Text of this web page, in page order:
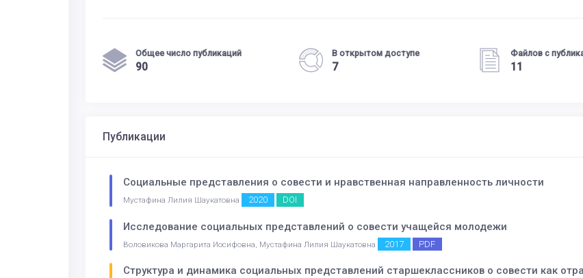
Общее число публикаций
90
В открытом доступе
7
Файлов с
11
Публикации
Социальные представления о совести и нравственная направленность личности
Мустафина Лилия Шаукатовна 2020 DOI
Исследование социальных представлений о совести учащейся молодежи
Воловикова Маргарита Иосифовна, Мустафина Лилия Шаукатовна 2017 PDF
Структура и динамика социальных представлений старшеклассников о совести как